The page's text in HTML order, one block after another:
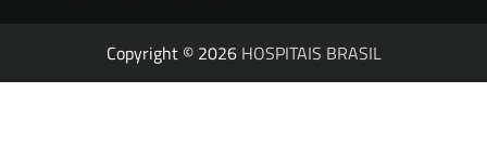
Copyright © 2026 HOSPITAIS BRASIL